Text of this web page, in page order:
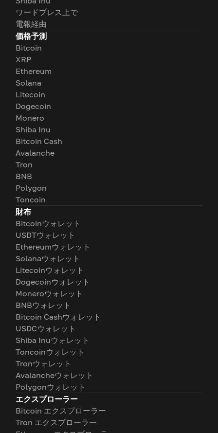
ワードプレス上で
電報経由
価格予測
Bitcoin
XRP
Ethereum
Solana
Litecoin
Dogecoin
Monero
Shiba Inu
Bitcoin Cash
Avalanche
Tron
BNB
Polygon
Toncoin
財布
Bitcoinウォレット
USDTウォレット
Ethereumウォレット
Solanaウォレット
Litecoinウォレット
Dogecoinウォレット
Moneroウォレット
BNBウォレット
Bitcoin Cashウォレット
USDCウォレット
Shiba Inuウォレット
Toncoinウォレット
Tronウォレット
Avalancheウォレット
Polygonウォレット
エクスプローラー
Bitcoin エクスプローラー
Tron エクスプローラー